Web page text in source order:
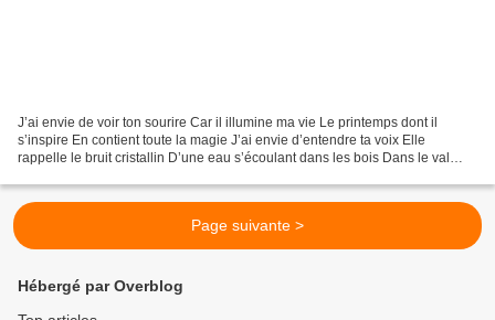
J’ai envie de voir ton sourire Car il illumine ma vie Le printemps dont il
s’inspire En contient toute la magie J’ai envie d’entendre ta voix Elle
rappelle le bruit cristallin D’une eau s’écoulant dans les bois Dans le val
Page suivante >
Hébergé par Overblog